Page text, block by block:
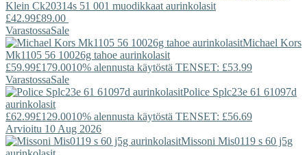
Klein Ck20314s 51 001 muodikkaat aurinkolasit
£42.99£89.00
VarastossaSale
Michael Kors
Mk1105 56 10026g tahoe aurinkolasit
£59.99£179.0010% alennusta käytöstä TENSET: £53.99
VarastossaSale
Police Splc23e 61 61097d
aurinkolasit
£62.99£129.0010% alennusta käytöstä TENSET: £56.69
Arvioitu 10 Aug 2026
Missoni Mis0119 s 60 j5g